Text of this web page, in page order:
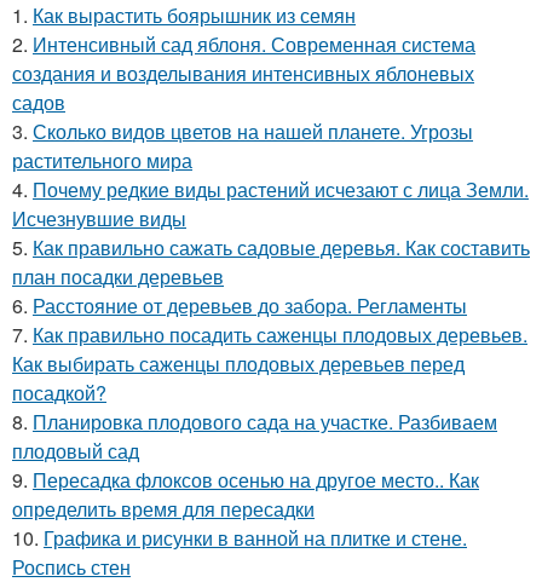
1. Как вырастить боярышник из семян
2. Интенсивный сад яблоня. Современная система
создания и возделывания интенсивных яблоневых
садов
3. Сколько видов цветов на нашей планете. Угрозы
растительного мира
4. Почему редкие виды растений исчезают с лица Земли.
Исчезнувшие виды
5. Как правильно сажать садовые деревья. Как составить
план посадки деревьев
6. Расстояние от деревьев до забора. Регламенты
7. Как правильно посадить саженцы плодовых деревьев.
Как выбирать саженцы плодовых деревьев перед
посадкой?
8. Планировка плодового сада на участке. Разбиваем
плодовый сад
9. Пересадка флоксов осенью на другое место.. Как
определить время для пересадки
10. Графика и рисунки в ванной на плитке и стене.
Роспись стен